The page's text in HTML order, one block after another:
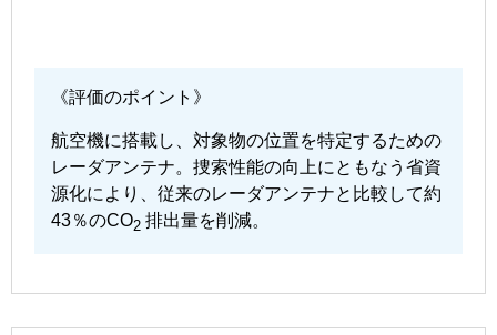
《評価のポイント》
航空機に搭載し、対象物の位置を特定するための
レーダアンテナ。捜索性能の向上にともなう省資
源化により、従来のレーダアンテナと比較して約
43％のCO2 排出量を削減。